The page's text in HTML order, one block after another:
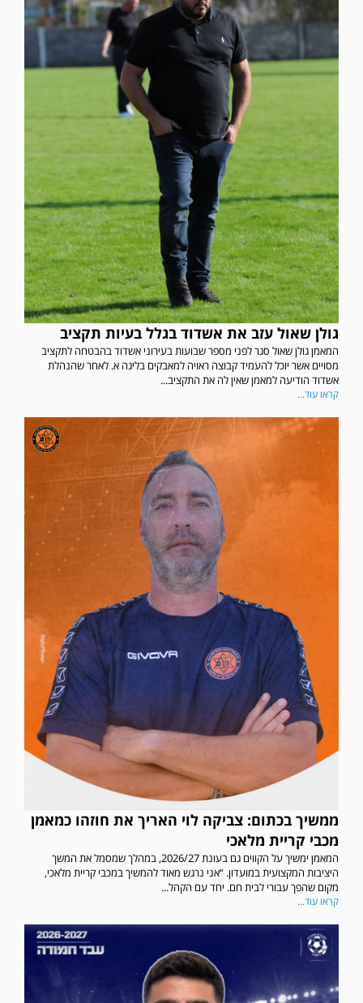
גולן שאול עזב את אשדוד בגלל בעיות תקציב
המאמן גולן שאול סגר לפני מספר שבועות בעירוני אשדוד בהבטחה לתקציב
מסויים אשר יוכל להעמיד קבוצה ראויה למאבקים בליגה א. לאחר שהנהלת
אשדוד הודיעה למאמן שאין לה את התקציב...
קראו עוד...
ממשיך בכתום: צביקה לוי האריך את חוזהו כמאמן
מכבי קריית מלאכי
המאמן ימשיך על הקווים גם בעונת 2026/27, במהלך שמסמל את המשך
היציבות המקצועית במועדון. “אני נרגש מאוד להמשיך במכבי קריית מלאכי,
מקום שהפך עבורי לבית חם. יחד עם הקהל...
קראו עוד...